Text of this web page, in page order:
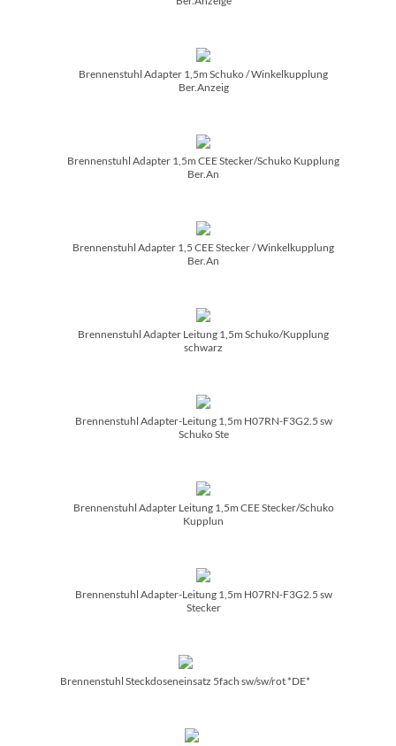
Brennenstuhl Adapter 1,5m Schuko /­ Winkelkupplung
Ber.Anzeig
Brennenstuhl Adapter 1,5m CEE Stecker/­Schuko Kupplung
Ber.An
Brennenstuhl Adapter 1,5 CEE Stecker /­ Winkelkupplung
Ber.An
Brennenstuhl Adapter Leitung 1,5m Schuko/­Kupplung
schwarz
Brennenstuhl Adapter-Leitung 1,5m H07RN-F3G2.5 sw
Schuko Ste
Brennenstuhl Adapter Leitung 1,5m CEE Stecker/­Schuko
Kupplun
Brennenstuhl Adapter-Leitung 1,5m H07RN-F3G2.5 sw
Stecker
Brennenstuhl Steckdoseneinsatz 5fach sw/­sw/­rot *DE*